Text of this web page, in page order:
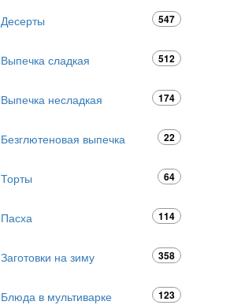
Десерты 547
Выпечка сладкая 512
Выпечка несладкая 174
Безглютеновая выпечка 22
Торты 64
Пасха 114
Заготовки на зиму 358
Блюда в мультиварке 123